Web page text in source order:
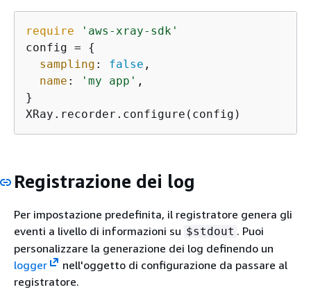
require
'aws-xray-sdk'
config = {
sampling : false ,
name : 'my app' ,
}
XRay.recorder.configure(config)
Registrazione dei log
Per impostazione predefinita, il registratore genera gli
eventi a livello di informazioni su $stdout . Puoi
personalizzare la generazione dei log definendo un
logger
nell'oggetto di configurazione da passare al
registratore.